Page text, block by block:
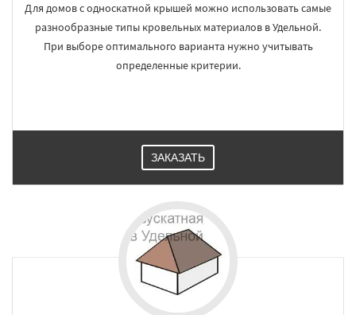
Для домов с односкатной крышей можно использовать самые
разнообразные типы кровельных материалов в Удельной.
При выборе оптимального варианта нужно учитывать
определенные критерии.
ЗАКАЗАТЬ